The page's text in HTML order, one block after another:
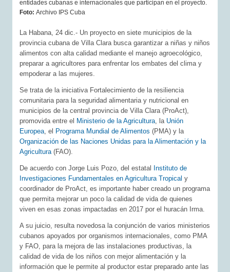
entidades cubanas e internacionales que participan en el proyecto.
Foto:Archivo IPS Cuba
La Habana, 24 dic.- Un proyecto en siete municipios de la
provincia cubana de Villa Clara busca garantizar a niñas y niños
alimentos con alta calidad mediante el manejo agroecológico,
preparar a agricultores para enfrentar los embates del clima y
empoderar a las mujeres.
Se trata de la iniciativa Fortalecimiento de la resiliencia
comunitaria para la seguridad alimentaria y nutricional en
municipios de la central provincia de Villa Clara (ProAct),
promovida entre el Ministerio de la Agricultura, la Unión
Europea, el Programa Mundial de Alimentos (PMA) y la
Organización de las Naciones Unidas para la Alimentación y la
Agricultura(FAO).
De acuerdo con Jorge Luis Pozo, del estatal
Instituto de
Investigaciones Fundamentales en Agricultura Tropical y
coordinador de ProAct, es importante haber creado un programa
que permita mejorar un poco la calidad de vida de quienes
viven en esas zonas impactadas en 2017 por el huracán Irma.
A su juicio, resulta novedosa la conjunción de varios ministerios
cubanos apoyados por organismos internacionales, como PMA
y FAO, para la mejora de las instalaciones productivas, la
calidad de vida de los niños con mejor alimentación y la
información que le permite al productor estar preparado ante las